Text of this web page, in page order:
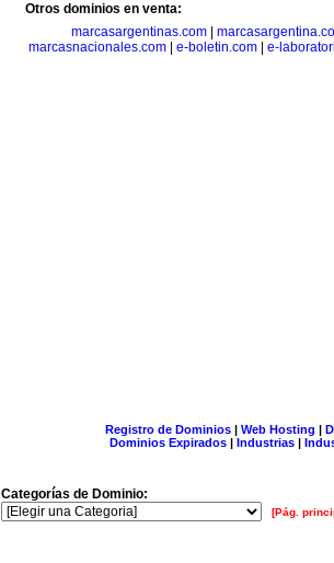
Otros dominios en venta:
marcasargentinas.com
marcasnacionales.com| e-boletin.com| e-
Registro de Dominios| Web Hosting |
Dominios Expirados | Industrias |
Categorías de Dominio:
[Pág.